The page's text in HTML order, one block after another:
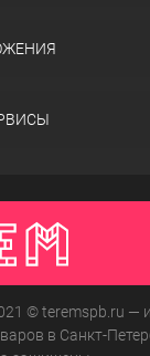
© teremspb.ru —
в Санкт-